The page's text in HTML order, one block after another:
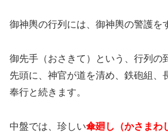
御神輿の行列には、御神輿の警護を
御先手（おさきて）という、行列の
先頭に、神官が道を清め、鉄砲組、
奉行と続きます。
中盤では、珍しい傘廻し（かさまわ